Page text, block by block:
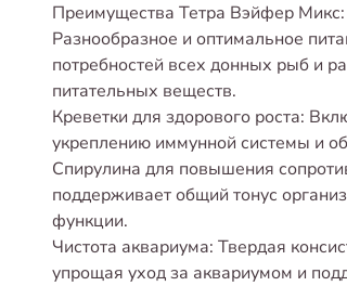
Преимущества Тетра Вэйфер Микс:
Разнообразное и оптимальное
потребностей всех донных рыб и
питательных веществ.
Креветки для здорового роста:
укреплению иммунной системы и
Спирулина для повышения
поддерживает общий тонус
функции.
Чистота аквариума: Твердая
упрощая уход за аквариумом и